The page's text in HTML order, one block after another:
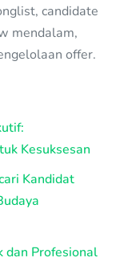
candidate
mendalam,
offer.
Kesuksesan
Kandidat
dan Profesional